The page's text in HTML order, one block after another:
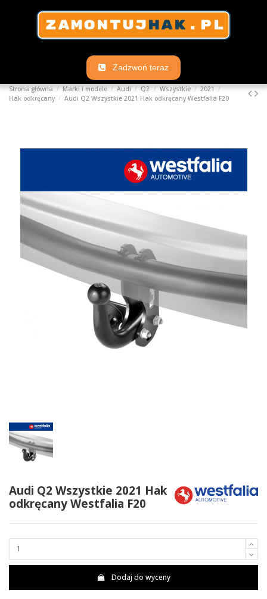
Zadzwoń teraz
Strona główna Marki i modele Audi Q2 Wszystkie
2021
Hak odkręcany
Audi Q2 Wszystkie 2021 Hak odkręcany Westfalia F20
Audi Q2 Wszystkie 2021 Hak
odkręcany Westfalia F20
Dodaj do wyceny